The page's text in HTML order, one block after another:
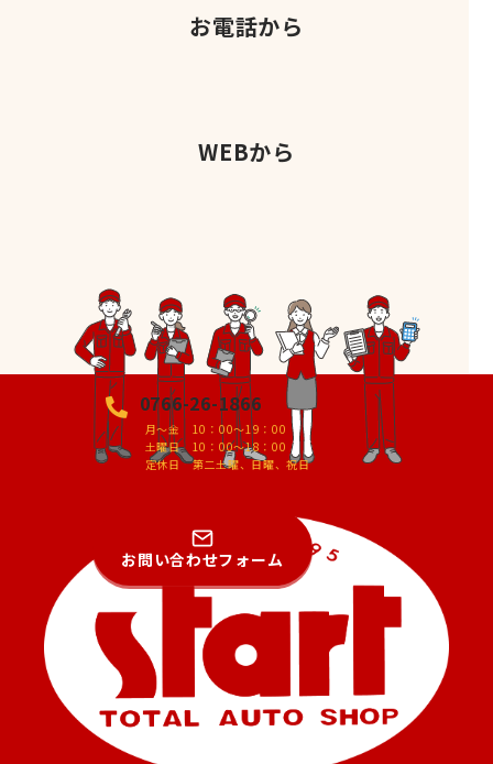
お電話から
0766-26-1866
月～金 10：00～19：00
土曜日 10：00～18：00
定休日 第二土曜、日曜、祝日
WEBから
お問い合わせフォーム